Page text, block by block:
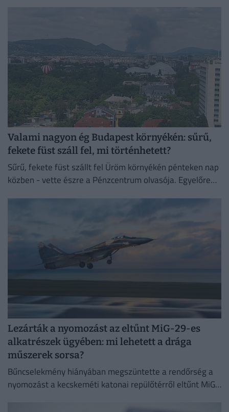
Valami nagyon ég Budapest környékén: sűrű,
fekete füst száll fel, mi történhetett?
Sűrű, fekete füst szállt fel Üröm környékén pénteken nap
közben - vette észre a Pénzcentrum olvasója. Egyelőre
Lezárták a nyomozást az eltűnt MiG-29-es
alkatrészek ügyében: mi lehetett a drága
műszerek sorsa?
Bűncselekmény hiányában megszüntette a rendőrség a
nyomozást a kecskeméti katonai repülőtérről eltűnt MiG–